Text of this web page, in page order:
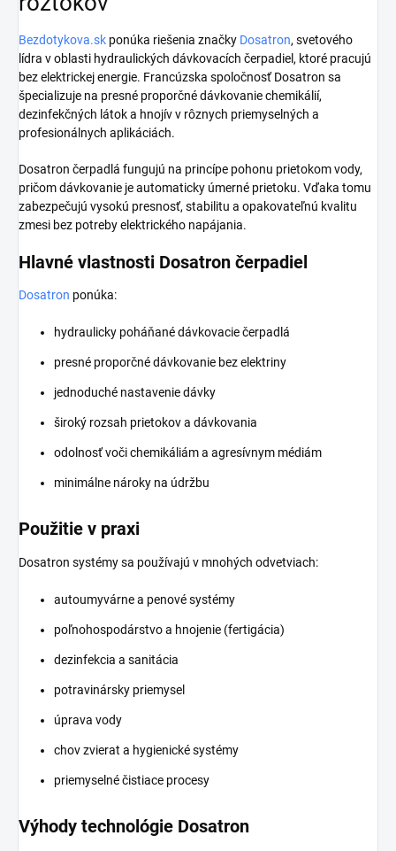
Bezdotykova.sk ponúka riešenia značky Dosatron, svetového
lídra v oblasti hydraulických dávkovacích čerpadiel, ktoré pracujú
bez elektrickej energie. Francúzska spoločnosť Dosatron sa
špecializuje na presné proporčné dávkovanie chemikálií,
dezinfekčných látok a hnojív v rôznych priemyselných a
profesionálnych aplikáciách.
Dosatron čerpadlá fungujú na princípe pohonu prietokom vody,
pričom dávkovanie je automaticky úmerné prietoku. Vďaka tomu
zabezpečujú vysokú presnosť, stabilitu a opakovateľnú kvalitu
zmesi bez potreby elektrického napájania.
Hlavné vlastnosti Dosatron čerpadiel
Dosatron ponúka:
hydraulicky poháňané dávkovacie čerpadlá
presné proporčné dávkovanie bez elektriny
jednoduché nastavenie dávky
široký rozsah prietokov a dávkovania
odolnosť voči chemikáliám a agresívnym médiám
minimálne nároky na údržbu
Použitie v praxi
Dosatron systémy sa používajú v mnohých odvetviach:
autoumyvárne a penové systémy
poľnohospodárstvo a hnojenie (fertigácia)
dezinfekcia a sanitácia
potravinársky priemysel
úprava vody
chov zvierat a hygienické systémy
priemyselné čistiace procesy
Výhody technológie Dosatron